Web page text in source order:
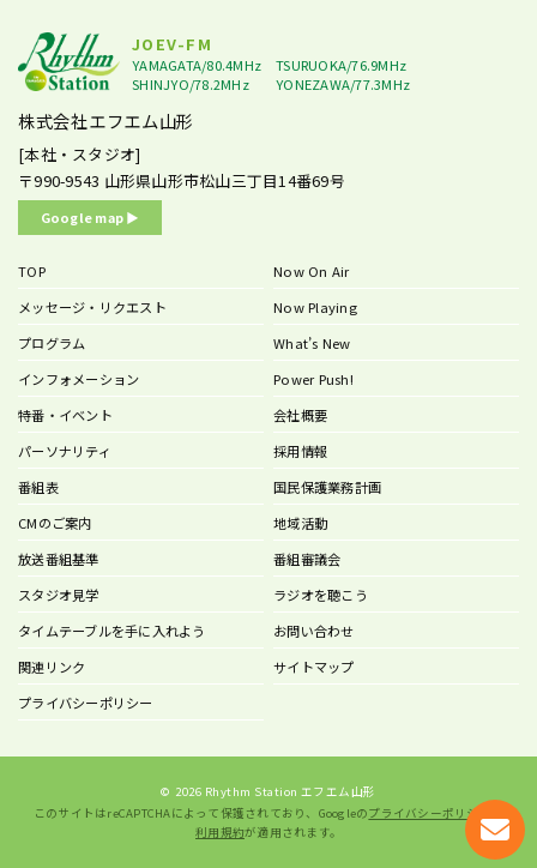
JOEV-FM
YAMAGATA/80.4MHz
TSURUOKA/76.9MHz
SHINJYO/78.2MHz
YONEZAWA/77.3MHz
株式会社エフエム山形
[本社・スタジオ]
〒990-9543 山形県山形市松山三丁目14番69号
Google map ▶︎
TOP
メッセージ・リクエスト
プログラム
インフォメーション
特番・イベント
パーソナリティ
番組表
CMのご案内
Now On Air
Now Playing
What’s New
Power Push!
会社概要
採用情報
国民保護業務計画
地域活動
放送番組基準
番組審議会
スタジオ見学
ラジオを聴こう
タイムテーブルを手に入れよう
お問い合わせ
関連リンク
サイトマップ
プライバシーポリシー
© 2026 Rhythm Station エフエム山形
このサイトはreCAPTCHAによって保護されており、Googleのプライバシーポリシー
利用規約が適用されます。